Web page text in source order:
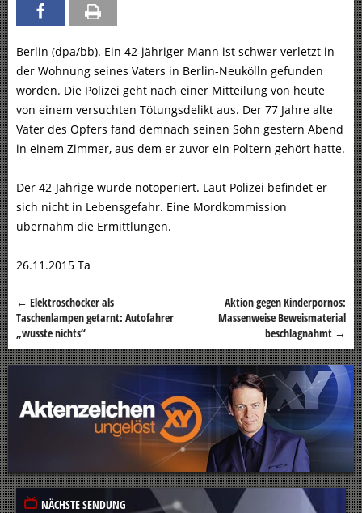
Berlin (dpa/bb). Ein 42-jähriger Mann ist schwer verletzt in
der Wohnung seines Vaters in Berlin-Neukölln gefunden
worden. Die Polizei geht nach einer Mitteilung von heute
von einem versuchten Tötungsdelikt aus. Der 77 Jahre alte
Vater des Opfers fand demnach seinen Sohn gestern Abend
in einem Zimmer, aus dem er zuvor ein Poltern gehört hatte.
Der 42-Jährige wurde notoperiert. Laut Polizei befindet er
sich nicht in Lebensgefahr. Eine Mordkommission
übernahm die Ermittlungen.
26.11.2015 Ta
Beitragsnavigation
← Elektroschocker als
Taschenlampen getarnt: Autofahrer
„wusste nichts“
Aktion gegen Kinderpornos:
Massenweise Beweismaterial
beschlagnahmt →
NÄCHSTE SENDUNG